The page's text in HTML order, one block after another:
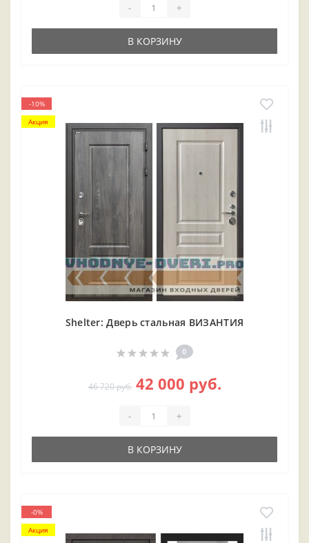
- +
В КОРЗИНУ
-10%
Акция
Shelter: Дверь стальная ВИЗАНТИЯ
0
46 720 руб. 42 000 руб.
- +
В КОРЗИНУ
-0%
Акция